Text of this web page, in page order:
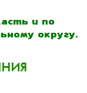
и по
округу.